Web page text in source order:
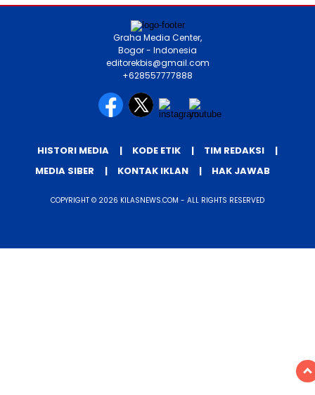
Graha Media Center,
Bogor - Indonesia
editorekbis@gmail.com
+628557777888
HISTORI MEDIA KODE ETIK
TIM REDAKSI
MEDIA SIBER
KONTAK IKLAN HAK JAWAB
COPYRIGHT © 2026 KILASNEWS.COM - ALL RIGHTS RESERVED